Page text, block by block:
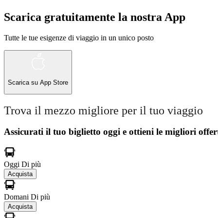
Scarica gratuitamente la nostra App
Tutte le tue esigenze di viaggio in un unico posto
Scarica su App Store
Trova il mezzo migliore per il tuo viaggio
Assicurati il ​​tuo biglietto oggi e ottieni le migliori
Oggi Di più
Acquista
Domani Di più
Acquista